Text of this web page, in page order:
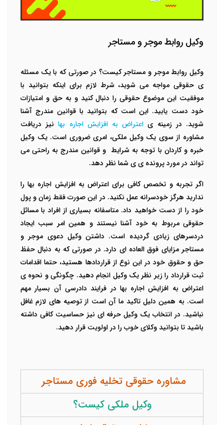
وکیل روابط موجر و مستاجر
وکیل روابط موجر و مستاجر کیست؟ در صورتی که با یک مسئله
ی حقوقی مواجه می شوید، شرط لازم برای اینکه بتوانید با
موفقیت این موضوع حقوقی را دنبال کنید و به حق و امتیازات
خود دست یابید. این است که بتوانید با قوانین مندرج آشنا
شوید. در زمینه ی اعتراض به افزایش اجاره بها نیز دریافت
مشاوره از سوی یک وکیل ملکی، امری ضروری است. یک وکیل
خبره و کاردان با توجه به شرایط و قوانین مندرج به راحتی می
تواند در مورد پرونده ی ی شما نظر دهد.
اگر تجربه و تخصص کافی برای اعتراض به افزایش اجاره بهارا
ندارید هرگز خودسرانه عمل نکنید. در این صورت فقط زمان و پول
خود را از دست خواهید داد. متاسفانه بسیاری از افراد با مسائل
حقوقی مربوط به خود آشنا نیستند و همین امر سبب ایجاد
دردسرهای زیادی گردیده است. داشتن وکیل دعوی موجر و
مستاجر مزایای فوق العاده ای دارد. در صورتی که به دنبال حفظ
حق و حقوق خود در این نوع از قراردادها هستید، حتما اقدامات
ثبت قرارداد را زیر نظر یک وکیل انجام دهید. چگونگی و نحوه ی
اعتراض به افزایش اجاره بها در فرایند دادرسی آن بسیار مهم
است. به همین دلیل تاکید ما آن است از توصیه های لازم غافل
نباشید. در انتخاب یک وکیل حرفه ای نیز حساسیت کافی داشته
باشید تا بتوانید وکلای خوب را در اولویت قرار دهید.
مشاوره حقوقی تخلیه فوری مستاجر
وکیل ملکی کیست؟